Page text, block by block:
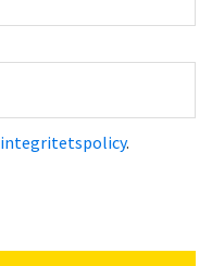
integritetspolicy.